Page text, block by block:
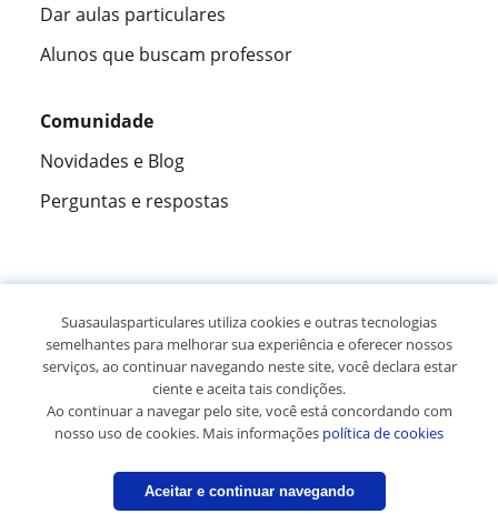
Dar aulas particulares
Alunos que buscam professor
Comunidade
Novidades e Blog
Perguntas e respostas
305826opiniões de alunos
© 2007 - 2026 Suas aulas particulares
Mapa do site:Professores particulares
Suasaulasparticulares utiliza cookies e outras tecnologias
semelhantes para melhorar sua experiência e oferecer nossos
serviços, ao continuar navegando neste site, você declara estar
ciente e aceita tais condições.
Ao continuar a navegar pelo site, você está concordando com
nosso uso de cookies. Mais informações política de cookies
Aceitar e continuar navegando